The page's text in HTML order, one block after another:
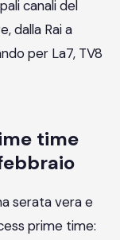
canali del
dalla Rai a
per La7, TV8
time
serata vera e
prime time: